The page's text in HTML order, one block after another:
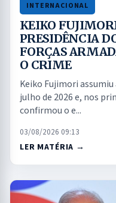
INTERNACIONAL
KEIKO
PRESIDÊNCIA
FORÇAS
O CRIME
Keiko Fujimori assumiu
julho de 2026 e, nos
confirmou o e...
03/08/2026 09:13
LER MATÉRIA →